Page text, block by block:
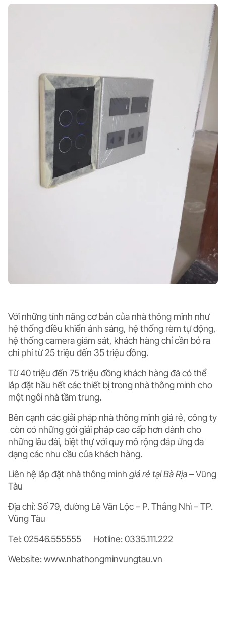
Với những tính năng cơ bản của nhà thông minh như
hệ thống điều khiển ánh sáng, hệ thống rèm tự động,
hệ thống camera giám sát, khách hàng chỉ cần bỏ ra
chi phí từ 25 triệu đến 35 triệu đồng.
Từ 40 triệu đến 75 triệu đồng khách hàng đã có thể
lắp đặt hầu hết các thiết bị trong nhà thông minh cho
một ngôi nhà tầm trung.
Bên cạnh các giải pháp nhà thông minh giá rẻ, công ty
còn có những gói giải pháp cao cấp hơn dành cho
những lâu đài, biệt thự với quy mô rộng đáp ứng đa
dạng các nhu cầu của khách hàng.
Liên hệ lắp đặt nhà thông minh giá rẻ tại Bà Rịa –Vũng
Tàu
Địa chỉ: Số 79, đường Lê Văn Lộc – P. Thắng Nhì – TP.
Vũng Tàu
Tel: 02546.555555 Hotline: 0335.111.222
Website: www.nhathongminvungtau.vn